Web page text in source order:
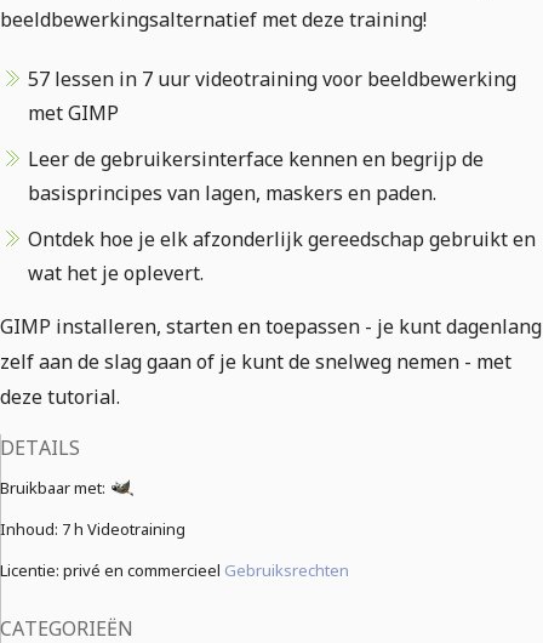
beeldbewerkingsalternatief met deze training!
57 lessen in 7 uur videotraining voor beeldbewerking
met GIMP
Leer de gebruikersinterface kennen en begrijp de
basisprincipes van lagen, maskers en paden.
Ontdek hoe je elk afzonderlijk gereedschap gebruikt en
wat het je oplevert.
GIMP installeren, starten en toepassen - je kunt dagenlang
zelf aan de slag gaan of je kunt de snelweg nemen - met
deze tutorial.
DETAILS
Bruikbaar met:
Inhoud: 7 h Videotraining
Licentie: privé en commercieel Gebruiksrechten
CATEGORIEËN